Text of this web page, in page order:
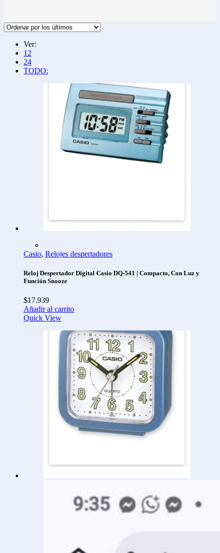
Ver:
12
24
TODO:
Casio, Relojes despertadores
Reloj Despertador Digital Casio DQ-541 | Compacto, Con Luz y
Función Snooze
$17.939
Añadir al carrito
Quick View